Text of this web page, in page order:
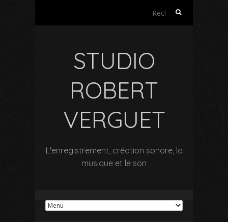
Rechercher :
STUDIO
ROBERT
VERGUET
L'enregistrement, création sonore, la
musique et le son